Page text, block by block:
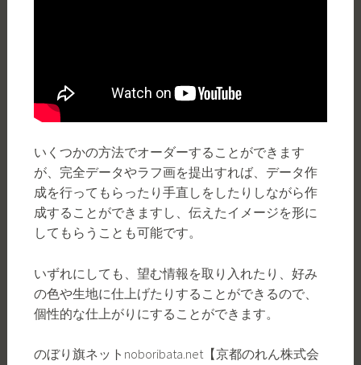
いくつかの方法でオーダーすることができます
が、完全データやラフ画を提出すれば、データ作
成を行ってもらったり手直しをしたりしながら作
成することができますし、伝えたイメージを形に
してもらうことも可能です。
いずれにしても、望む情報を取り入れたり、好み
の色や生地に仕上げたりすることができるので、
個性的な仕上がりにすることができます。
のぼり旗ネットnoboribata.net【京都のれん株式会